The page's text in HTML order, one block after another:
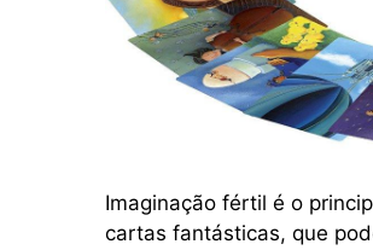
Imaginação fértil é o
cartas fantásticas, que